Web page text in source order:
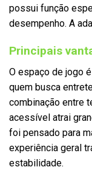
possui função
desempenho. A
Principais
O espaço de jogo
quem busca
combinação entre
acessível atrai
foi pensado para
experiência geral
estabilidade.